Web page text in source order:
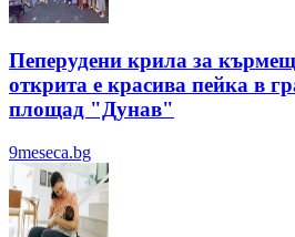
Пеперудени крила за
открита е красива пейка в
площад "Дунав"
9meseca.bg